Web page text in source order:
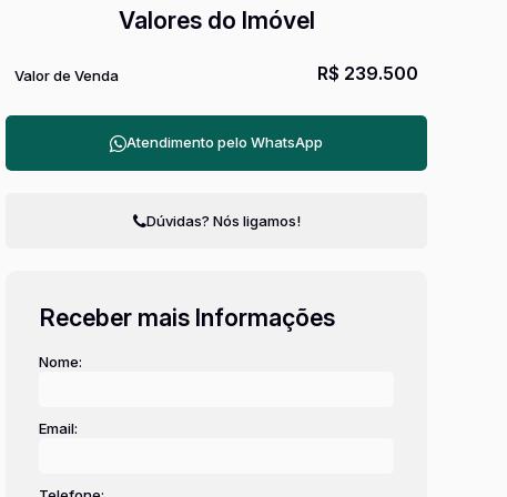
Valores do Imóvel
R$ 239.500
Valor de Venda
Atendimento pelo WhatsApp
Dúvidas? Nós ligamos!
Receber mais Informações
Nome:
Email: